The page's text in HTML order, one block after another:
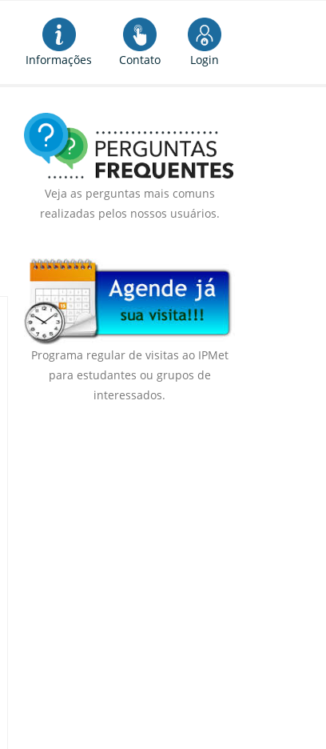
Informações Contato Login
Veja as perguntas mais comuns
realizadas pelos nossos usuários.
Programa regular de visitas ao IPMet
para estudantes ou grupos de
interessados.